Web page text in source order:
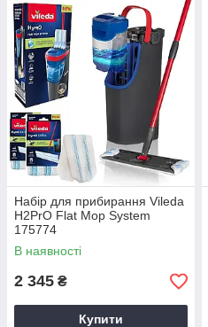
Набір для прибирання Vileda
H2PrO Flat Mop System
175774
В наявності
2 345 ₴
Купити